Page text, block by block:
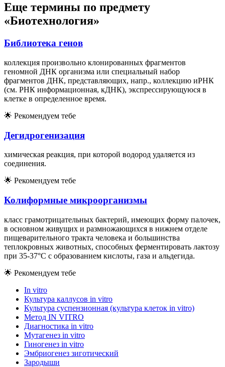
Еще термины по предмету
«Биотехнология»
Библиотека генов
коллекция произвольно клонированных фрагментов
геномной ДНК организма или специальный набор
фрагментов ДНК, представляющих, напр., коллекцию иРНК
(см. РНК информационная, кДНК), экспрессирующуюся в
клетке в определенное время.
🌟 Рекомендуем тебе
Дегидрогенизация
химическая реакция, при которой водород удаляется из
соединения.
🌟 Рекомендуем тебе
Колиформные микроорганизмы
класс грамотрицательных бактерий, имеющих форму палочек,
в основном живущих и размножающихся в нижнем отделе
пищеварительного тракта человека и большинства
теплокровных животных, способных ферментировать лактозу
при 35-37°С с образованием кислоты, газа и альдегида.
🌟 Рекомендуем тебе
In vitro
Культура каллусов in vitro
Культура суспензионная (культура клеток in vitro)
Метод IN VITRO
Диагностика in vitro
Мутагенез in vitro
Гиногенез in vitro
Эмбриогенез зиготический
Зародыши